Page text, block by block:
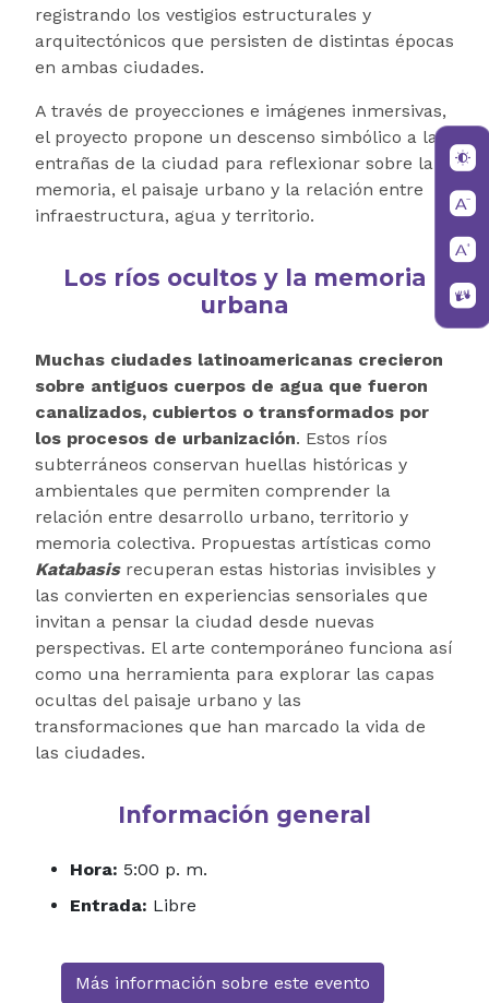
registrando los vestigios estructurales y
arquitectónicos que persisten de distintas épocas
en ambas ciudades.
A través de proyecciones e imágenes inmersivas,
el proyecto propone un descenso simbólico a las
entrañas de la ciudad para reflexionar sobre la
memoria, el paisaje urbano y la relación entre
infraestructura, agua y territorio.
Los ríos ocultos y la memoria
urbana
Muchas ciudades latinoamericanas crecieron
sobre antiguos cuerpos de agua que fueron
canalizados, cubiertos o transformados por
los procesos de urbanización. Estos ríos
subterráneos conservan huellas históricas y
ambientales que permiten comprender la
relación entre desarrollo urbano, territorio y
memoria colectiva. Propuestas artísticas como
Katabasisrecuperan estas historias invisibles y
las convierten en experiencias sensoriales que
invitan a pensar la ciudad desde nuevas
perspectivas. El arte contemporáneo funciona así
como una herramienta para explorar las capas
ocultas del paisaje urbano y las
transformaciones que han marcado la vida de
las ciudades.
Información general
Hora: 5:00 p. m.
Entrada: Libre
Más información sobre este evento